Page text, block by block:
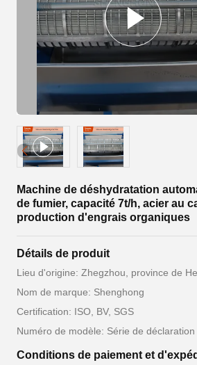
Machine de déshydratation
de fumier, capacité 7t/h, acier au
production d'engrais organiques
Détails de produit
Lieu d'origine: Zhegzhou, province de
Nom de marque: Shenghong
Certification: ISO, BV, SGS
Numéro de modèle: Série de
Conditions de paiement et